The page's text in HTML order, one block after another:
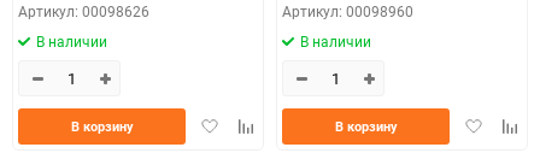
Артикул: 00098626
В наличии
ДобавитьДобавить
В корзину
Артикул: 00098960
В наличии
Добавить
В корзину